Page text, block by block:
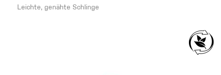
Leichte, genähte Schlinge